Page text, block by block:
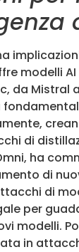
modelli
da Mistral
di
ha
di
di
per
modelli.
in